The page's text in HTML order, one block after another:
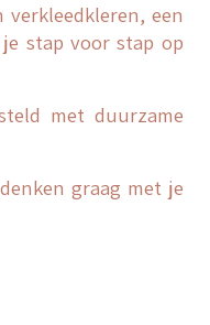
een
stap voor stap op
met duurzame
graag met je